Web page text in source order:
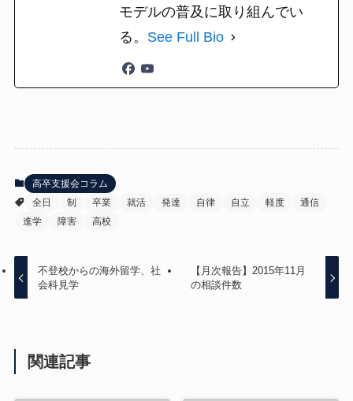
モデルの普及に取り組んでい
る。 See Full Bio
高卒支援会コラム
全日
制 卒業 就活 発達 自律 自立 軽度
通信
進学
障害 高校
不登校からの海外留学、社
会科見学
【月次報告】2015年11月
の相談件数
関連記事